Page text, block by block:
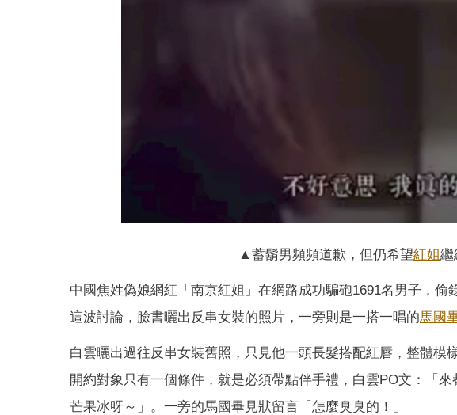
▲蓄鬍男頻頻道歉，但仍希望紅姐繼
中國焦姓偽娘網紅「南京紅姐」在網路成功騙砲1691名男子，偷
這波討論，臉書曬出反串女裝的照片，一旁則是一搭一唱的馬國
白雲曬出過往反串女裝舊照，只見他一頭長髮搭配紅唇，整體
開約對象只有一個條件，就是必須帶點伴手禮，白雲PO文：
芒果冰呀～」。一旁的馬國畢見狀留言「怎麼臭臭的！」